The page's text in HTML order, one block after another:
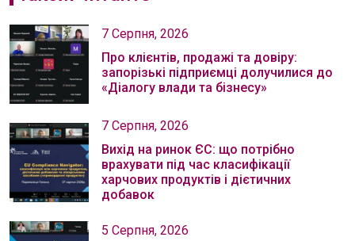
7 Серпня, 2026
Про клієнтів, продажі та довіру:
запорізькі підприємці долучилися до
«Діалогу влади та бізнесу»
7 Серпня, 2026
Вихід на ринок ЄС: що потрібно
врахувати під час класифікації
харчових продуктів і дієтичних
добавок
5 Серпня, 2026